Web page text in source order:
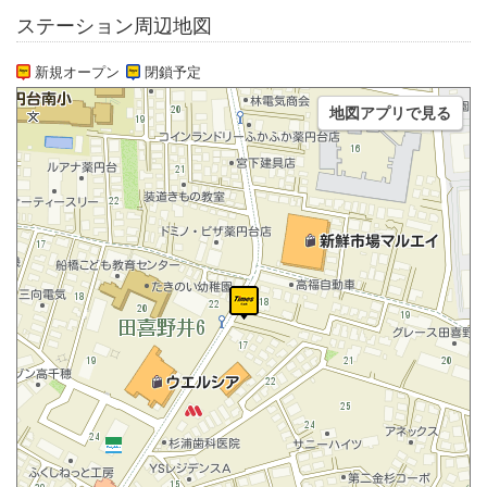
ステーション周辺地図
新規オープン 閉鎖予定
地図アプリで見る